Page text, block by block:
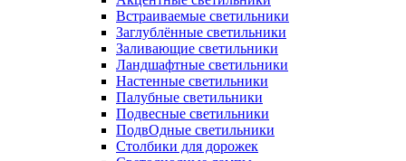
Встраиваемые светильники
Заглублённые светильники
Заливающие светильники
Ландшафтные светильники
Настенные светильники
Палубные светильники
Подвесные светильники
ПодвОдные светильники
Столбики для дорожек